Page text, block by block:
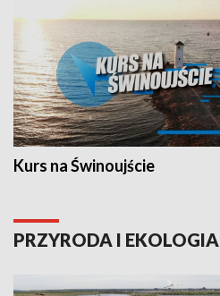
Kurs na Świnoujście
PRZYRODA I EKOLOGIA